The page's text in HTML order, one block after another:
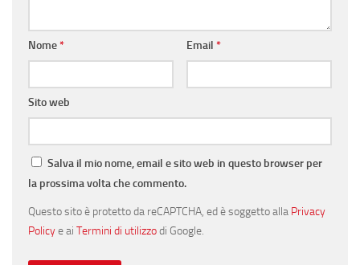
Nome* Email *
Sito web
Salva il mio nome, email e sito web in questo browser per
la prossima volta che commento.
Questo sito è protetto da reCAPTCHA, ed è soggetto alla Privacy
Policye ai Termini di utilizzodi Google.